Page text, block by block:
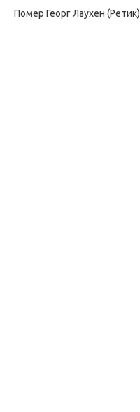
Помер Георг Лаухен (Ретик)